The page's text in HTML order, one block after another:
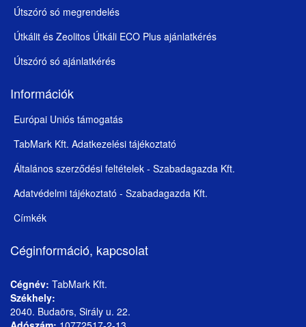
Útszóró só megrendelés
Útkálit és Zeolitos Útkáli ECO Plus ajánlatkérés
Útszóró só ajánlatkérés
Információk
Európai Uniós támogatás
TabMark Kft. Adatkezelési tájékoztató
Általános szerződési feltételek - Szabadagazda Kft.
Adatvédelmi tájékoztató - Szabadagazda Kft.
Címkék
Céginformáció, kapcsolat
Cégnév: TabMark Kft.
Székhely:
2040. Budaörs, Sirály u. 22.